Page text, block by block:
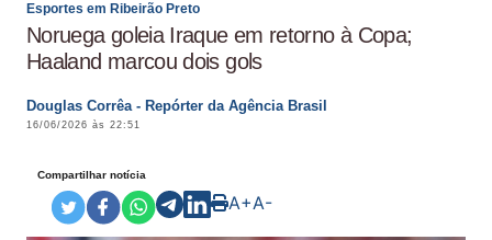
Esportes em Ribeirão Preto
Noruega goleia Iraque em retorno à Copa;
Haaland marcou dois gols
Douglas Corrêa - Repórter da Agência Brasil
16/06/2026 às 22:51
Compartilhar notícia
A+A-